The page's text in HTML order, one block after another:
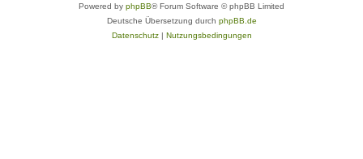
Powered by phpBB® Forum Software © phpBB Limited
Deutsche Übersetzung durch phpBB.de
Datenschutz| Nutzungsbedingungen